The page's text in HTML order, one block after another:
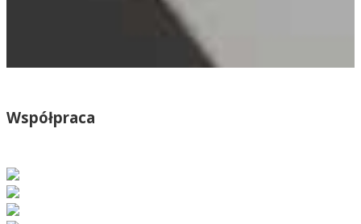
Współpraca